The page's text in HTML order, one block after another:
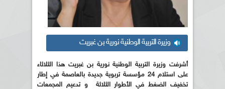
وزيرة التربية الوطنية نورية بن غبريت
أشرفت وزيرة التربية الوطنية نورية بن غبريت هذا الثلاثاء
على استلام 24 مؤسسة تربوية جديدة بالعاصمة في إطار
تخفيف الضغط في الأطوار الثلاثة و تدعيم المجمعات